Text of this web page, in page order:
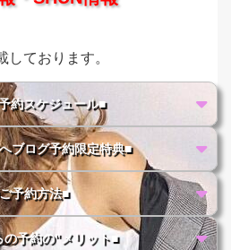
しております。
約スケジュール■
ブログ予約限定特典■
予約方法■
の予約の"メリット■